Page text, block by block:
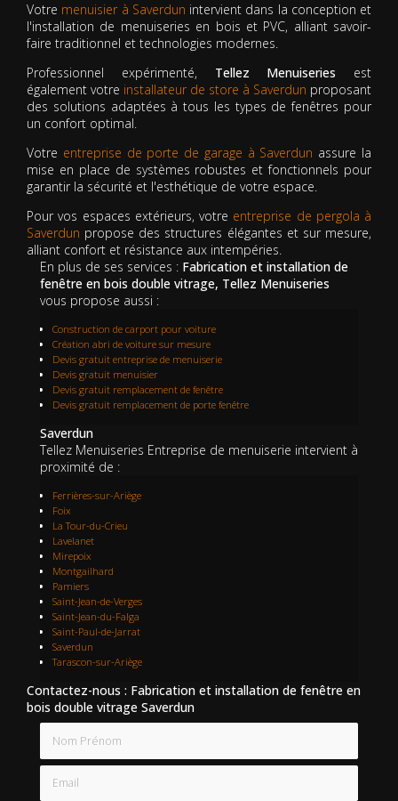
Votre menuisier à Saverdun intervient dans la conception et
l'installation de menuiseries en bois et PVC, alliant savoir-
faire traditionnel et technologies modernes.
Professionnel expérimenté, Tellez Menuiseries est
également votre installateur de store à Saverdun proposant
des solutions adaptées à tous les types de fenêtres pour
un confort optimal.
Votre entreprise de porte de garage à Saverdun assure la
mise en place de systèmes robustes et fonctionnels pour
garantir la sécurité et l'esthétique de votre espace.
Pour vos espaces extérieurs, votre entreprise de pergola à
Saverdun propose des structures élégantes et sur mesure,
alliant confort et résistance aux intempéries.
En plus de ses services : Fabrication et installation de
fenêtre en bois double vitrage, Tellez Menuiseries
vous propose aussi :
Construction de carport pour voiture
Création abri de voiture sur mesure
Devis gratuit entreprise de menuiserie
Devis gratuit menuisier
Devis gratuit remplacement de fenêtre
Devis gratuit remplacement de porte fenêtre
Saverdun
Tellez Menuiseries Entreprise de menuiserie intervient à
proximité de :
Ferrières-sur-Ariège
Foix
La Tour-du-Crieu
Lavelanet
Mirepoix
Montgailhard
Pamiers
Saint-Jean-de-Verges
Saint-Jean-du-Falga
Saint-Paul-de-Jarrat
Saverdun
Tarascon-sur-Ariège
Contactez-nous : Fabrication et installation de fenêtre en
bois double vitrage Saverdun
Email